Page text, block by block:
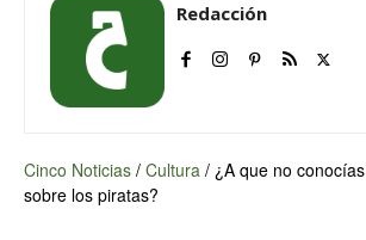
Redacción
Cinco Noticias / Cultura / ¿A que no
sobre los piratas?